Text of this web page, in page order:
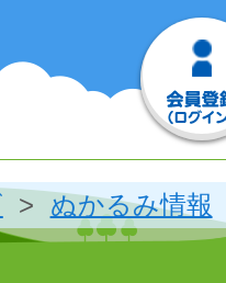
ぬかるみ情報